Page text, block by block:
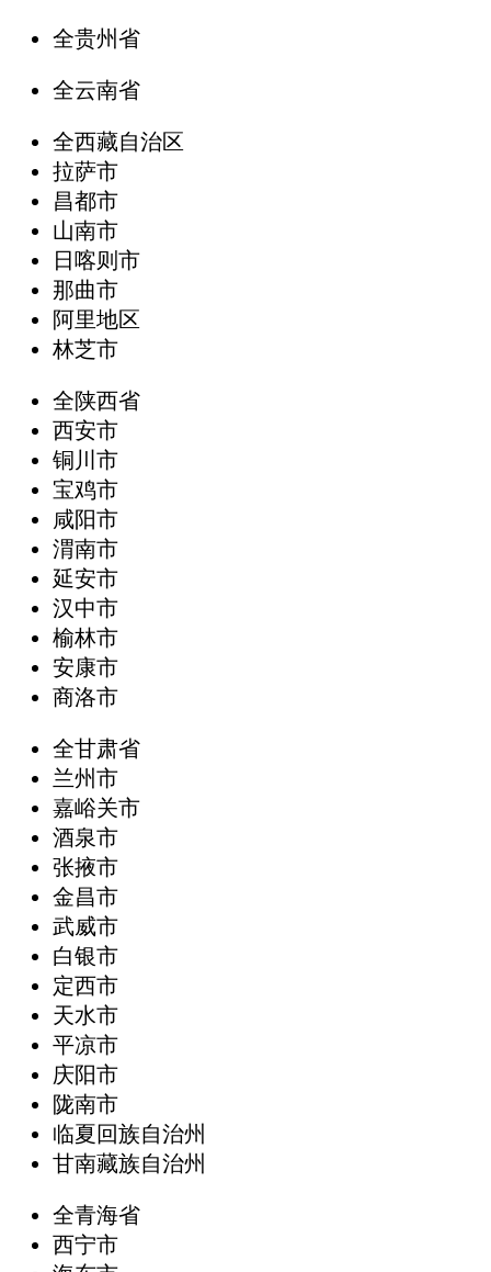
全贵州省
全云南省
全西藏自治区
拉萨市
昌都市
山南市
日喀则市
那曲市
阿里地区
林芝市
全陕西省
西安市
铜川市
宝鸡市
咸阳市
渭南市
延安市
汉中市
榆林市
安康市
商洛市
全甘肃省
兰州市
嘉峪关市
酒泉市
张掖市
金昌市
武威市
白银市
定西市
天水市
平凉市
庆阳市
陇南市
临夏回族自治州
甘南藏族自治州
全青海省
西宁市